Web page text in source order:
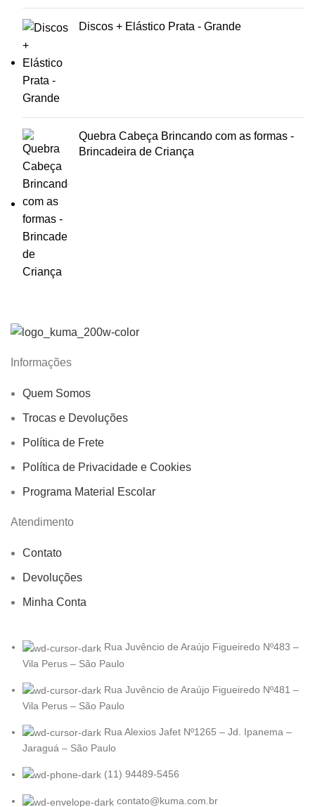
Discos + Elástico Prata - Grande
Quebra Cabeça Brincando com as formas -
Brincadeira de Criança
Informações
Quem Somos
Trocas e Devoluções
Política de Frete
Política de Privacidade e Cookies
Programa Material Escolar
Atendimento
Contato
Devoluções
Minha Conta
Rua Juvêncio de Araújo Figueiredo Nº483 –
Vila Perus – São Paulo
Rua Juvêncio de Araújo Figueiredo Nº481 –
Vila Perus – São Paulo
Rua Alexios Jafet Nº1265 – Jd. Ipanema –
Jaraguá – São Paulo
(11) 94489-5456
contato@kuma.com.br